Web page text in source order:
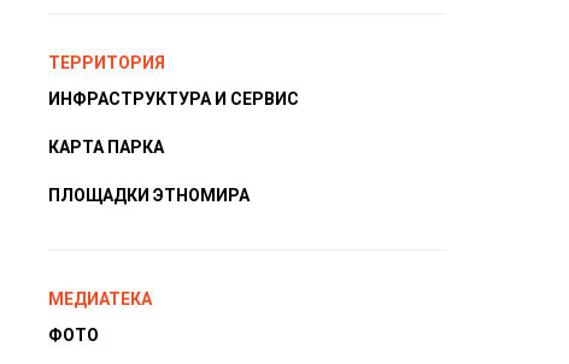
ТЕРРИТОРИЯ
ИНФРАСТРУКТУРА И СЕРВИС
КАРТА ПАРКА
ПЛОЩАДКИ ЭТНОМИРА
МЕДИАТЕКА
ФОТО